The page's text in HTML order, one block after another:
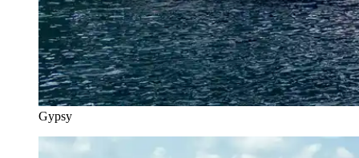
Gypsy